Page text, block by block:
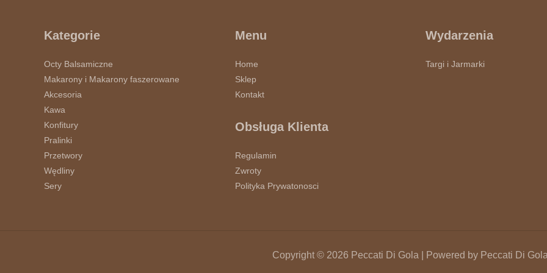
Kategorie
Octy Balsamiczne
Makarony i Makarony faszerowane
Akcesoria
Kawa
Konfitury
Pralinki
Przetwory
Wędliny
Sery
Menu
Home
Sklep
Kontakt
Obsługa Klienta
Regulamin
Zwroty
Polityka Prywatonosci
Wydarzenia
Targi i Jarmarki
Copyright © 2026 Peccati Di Gola | Powered by Peccati Di